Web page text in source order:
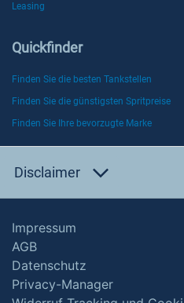
Leasing
Quickfinder
Finden Sie die besten Tankstellen
Finden Sie die günstigsten Spritpreise
Finden Sie Ihre bevorzugte Marke
Disclaimer
Impressum
AGB
Datenschutz
Privacy-Manager